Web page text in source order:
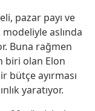
pazar payı ve
modeliyle aslında
Buna rağmen
biri olan Elon
bütçe ayırması
yaratıyor.